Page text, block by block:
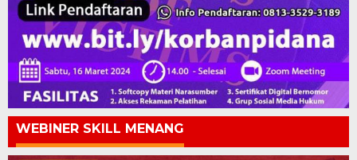
WEBINER SKILL MENANG